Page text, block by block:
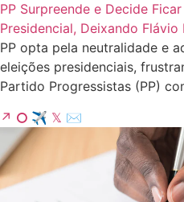
PP Surpreende e Decide
Presidencial, Deixando
PP opta pela neutralidade e
eleições presidenciais,
Partido Progressistas (PP)
↗ ⭘ ✈ 𝕏 ✉